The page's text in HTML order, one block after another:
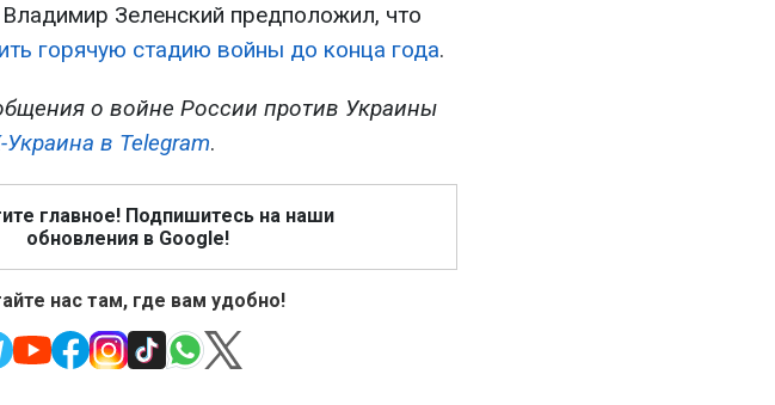
Зеленский предположил, что
горячую стадию войны до конца года.
о войне России против Украины
в Telegram.
главное! Подпишитесь на наши
обновления в Google!
нас там, где вам удобно!